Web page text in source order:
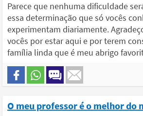
Parece que nenhuma dificuldade
essa determinação que só vocês
experimentam diariamente.
vocês por estar aqui e por terem
família linda que é meu abrigo
O meu professor é o melhor do